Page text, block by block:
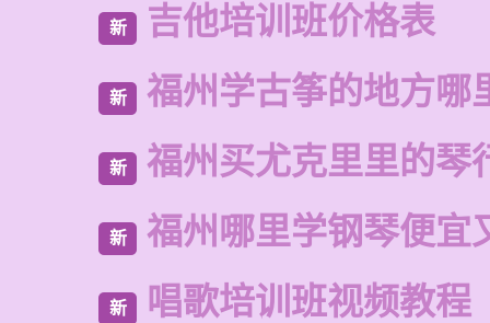
新 吉他培训班价格表
新 福州学古筝的地方哪
新 福州买尤克里里的琴
新 福州哪里学钢琴便宜
新 唱歌培训班视频教程